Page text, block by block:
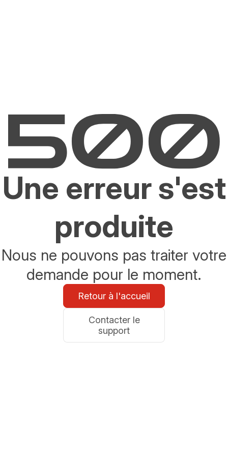
Une erreur s'est
produite
Nous ne pouvons pas traiter votre
demande pour le moment.
Retour à l'accueil
Contacter le
support